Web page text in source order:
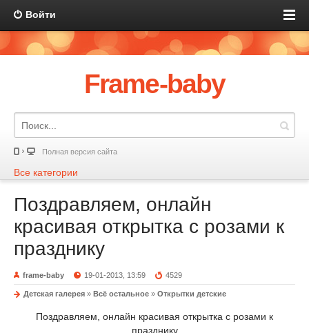
Войти
Frame-baby
Полная версия сайта
Все категории
Поздравляем, онлайн
красивая открытка с розами к
празднику
frame-baby 19-01-2013, 13:59 4529
Детская галерея » Всё остальное » Открытки детские
Поздравляем, онлайн красивая открытка с розами к
празднику